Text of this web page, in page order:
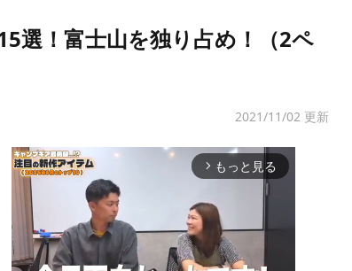
選！富士山を独り占め！（2ペ
2021/11/02 更新
arrow_forward_ios もっと見る